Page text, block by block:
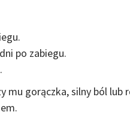
po zabiegu.
mu gorączka, silny ból lub